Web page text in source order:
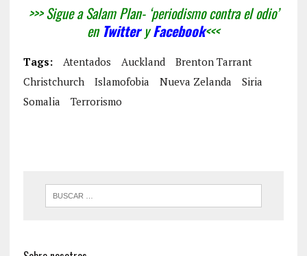
>>> Sigue a Salam Plan- ‘periodismo contra el odio’
en TwitteryFacebook<<<
Tags: Atentados Auckland
Brenton Tarrant
Christchurch
Islamofobia Nueva Zelanda
Siria
Somalia
Terrorismo